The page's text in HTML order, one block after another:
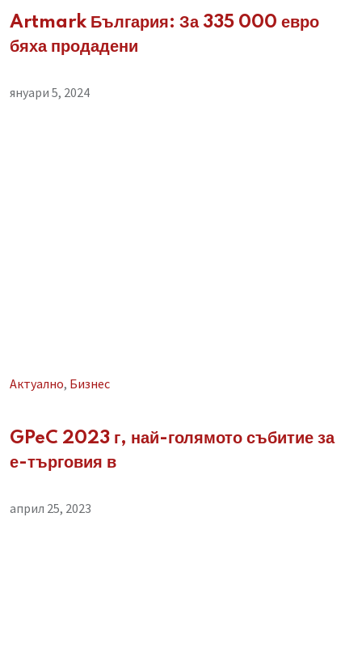
Artmark България: За 335 000 евро
бяха продадени
януари 5, 2024
Aктуално, Бизнес
GPeC 2023 г, най-голямото събитие за
е-търговия в
април 25, 2023